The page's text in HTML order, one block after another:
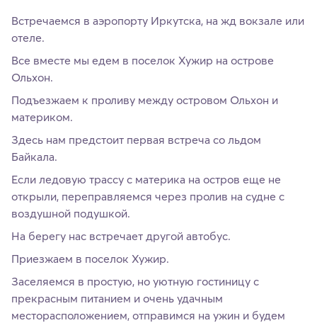
Встречаемся в аэропорту Иркутска, на жд вокзале или
отеле.
Все вместе мы едем в поселок Хужир на острове
Ольхон.
Подъезжаем к проливу между островом Ольхон и
материком.
Здесь нам предстоит первая встреча со льдом
Байкала.
Если ледовую трассу с материка на остров еще не
открыли, переправляемся через пролив на судне с
воздушной подушкой.
На берегу нас встречает другой автобус.
Приезжаем в поселок Хужир.
Заселяемся в простую, но уютную гостиницу c
прекрасным питанием и очень удачным
месторасположением, отправимся на ужин и будем